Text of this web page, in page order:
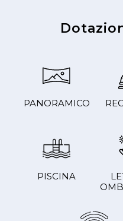
PANORAMICO
PISCINA